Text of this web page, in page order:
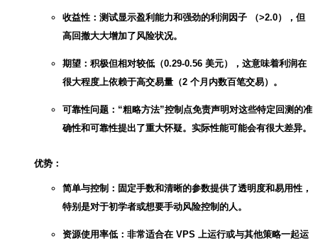
收益性：测试显示盈利能力和强劲的利润因子 （>2.0），但
高回撤大大增加了风险状况。
期望：积极但相对较低（0.29-0.56 美元），这意味着利润在
很大程度上依赖于高交易量（2 个月内数百笔交易）。
可靠性问题：“粗略方法”控制点免责声明对这些特定回测的准
确性和可靠性提出了重大怀疑。实际性能可能会有很大差异。
优势：
简单与控制：固定手数和清晰的参数提供了透明度和易用性，
特别是对于初学者或想要手动风险控制的人。
资源使用率低：非常适合在 VPS 上运行或与其他策略一起运